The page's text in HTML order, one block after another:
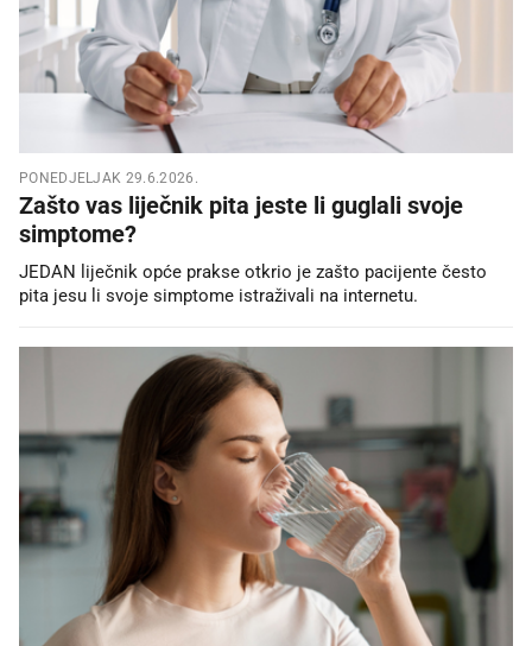
PONEDJELJAK 29.6.2026.
Zašto vas liječnik pita jeste li guglali svoje
simptome?
JEDAN liječnik opće prakse otkrio je zašto pacijente često
pita jesu li svoje simptome istraživali na internetu.